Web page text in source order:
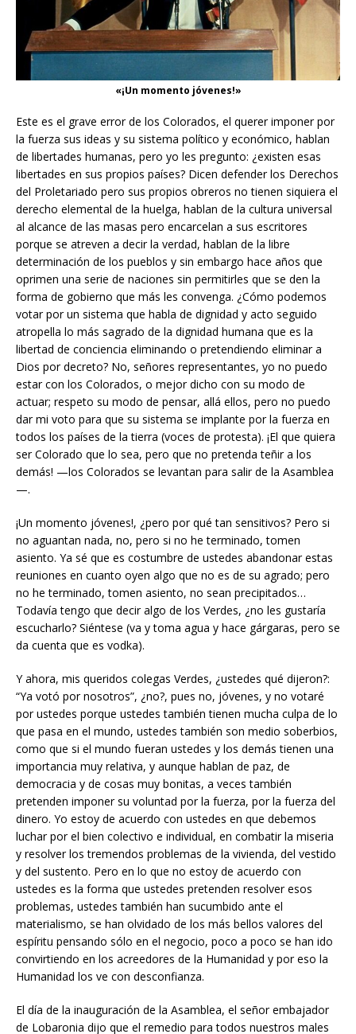
«¡Un momento jóvenes!»
Este es el grave error de los Colorados, el querer imponer por
la fuerza sus ideas y su sistema político y económico, hablan
de libertades humanas, pero yo les pregunto: ¿existen esas
libertades en sus propios países? Dicen defender los Derechos
del Proletariado pero sus propios obreros no tienen siquiera el
derecho elemental de la huelga, hablan de la cultura universal
al alcance de las masas pero encarcelan a sus escritores
porque se atreven a decir la verdad, hablan de la libre
determinación de los pueblos y sin embargo hace años que
oprimen una serie de naciones sin permitirles que se den la
forma de gobierno que más les convenga. ¿Cómo podemos
votar por un sistema que habla de dignidad y acto seguido
atropella lo más sagrado de la dignidad humana que es la
libertad de conciencia eliminando o pretendiendo eliminar a
Dios por decreto? No, señores representantes, yo no puedo
estar con los Colorados, o mejor dicho con su modo de
actuar; respeto su modo de pensar, allá ellos, pero no puedo
dar mi voto para que su sistema se implante por la fuerza en
todos los países de la tierra (voces de protesta). ¡El que quiera
ser Colorado que lo sea, pero que no pretenda teñir a los
demás! —los Colorados se levantan para salir de la Asamblea
—.
¡Un momento jóvenes!, ¿pero por qué tan sensitivos? Pero si
no aguantan nada, no, pero si no he terminado, tomen
asiento. Ya sé que es costumbre de ustedes abandonar estas
reuniones en cuanto oyen algo que no es de su agrado; pero
no he terminado, tomen asiento, no sean precipitados…
Todavía tengo que decir algo de los Verdes, ¿no les gustaría
escucharlo? Siéntese (va y toma agua y hace gárgaras, pero se
da cuenta que es vodka).
Y ahora, mis queridos colegas Verdes, ¿ustedes qué dijeron?:
“Ya votó por nosotros”, ¿no?, pues no, jóvenes, y no votaré
por ustedes porque ustedes también tienen mucha culpa de lo
que pasa en el mundo, ustedes también son medio soberbios,
como que si el mundo fueran ustedes y los demás tienen una
importancia muy relativa, y aunque hablan de paz, de
democracia y de cosas muy bonitas, a veces también
pretenden imponer su voluntad por la fuerza, por la fuerza del
dinero. Yo estoy de acuerdo con ustedes en que debemos
luchar por el bien colectivo e individual, en combatir la miseria
y resolver los tremendos problemas de la vivienda, del vestido
y del sustento. Pero en lo que no estoy de acuerdo con
ustedes es la forma que ustedes pretenden resolver esos
problemas, ustedes también han sucumbido ante el
materialismo, se han olvidado de los más bellos valores del
espíritu pensando sólo en el negocio, poco a poco se han ido
convirtiendo en los acreedores de la Humanidad y por eso la
Humanidad los ve con desconfianza.
El día de la inauguración de la Asamblea, el señor embajador
de Lobaronia dijo que el remedio para todos nuestros males